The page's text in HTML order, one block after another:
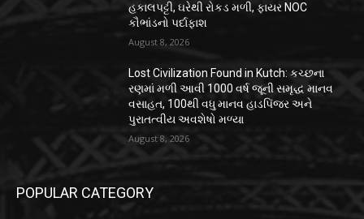
હકાલપટ્ટી, ઘરેથી રોકડ મળી, ફાયર NOC
કૌભાંડનો પર્દાફાશ
August 8, 2026
Lost Civilization Found in Kutch: કચ્છના
રણમાં મળી આવી 1000 વર્ષ જૂની સમૃદ્ધ માનવ
વસાહત, 100થી વધુ માનવ હાડપિંજર અને
પુરાતત્વીય અવશેષો મળ્યા
August 8, 2026
POPULAR CATEGORY